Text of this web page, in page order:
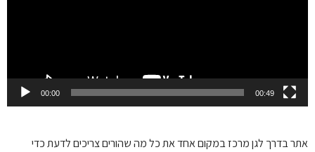
00:00 00:49
אתר בדרך לגןמרכז במקום אחד את כל מה שהורים צריכים לדעת כדי